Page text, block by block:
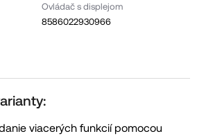
Ovládač s displejom
8586022930966
viacerých funkcií pomocou